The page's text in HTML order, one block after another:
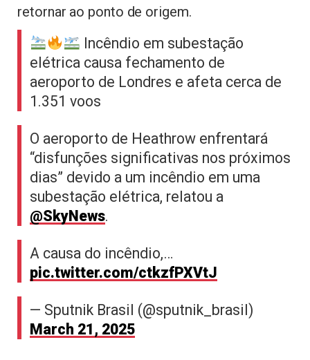
retornar ao ponto de origem.
Incêndio em subestação
elétrica causa fechamento de
aeroporto de Londres e afeta cerca de
1.351 voos
O aeroporto de Heathrow enfrentará
“disfunções significativas nos próximos
dias” devido a um incêndio em uma
subestação elétrica, relatou a
@SkyNews.
A causa do incêndio,…
pic.twitter.com/ctkzfPXVtJ
— Sputnik Brasil (@sputnik_brasil)
March 21, 2025